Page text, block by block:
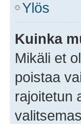
Ylös
Kuinka
Mikäli et
poistaa
rajoitetun